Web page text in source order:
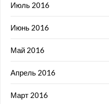
Июль 2016
Июнь 2016
Май 2016
Апрель 2016
Март 2016